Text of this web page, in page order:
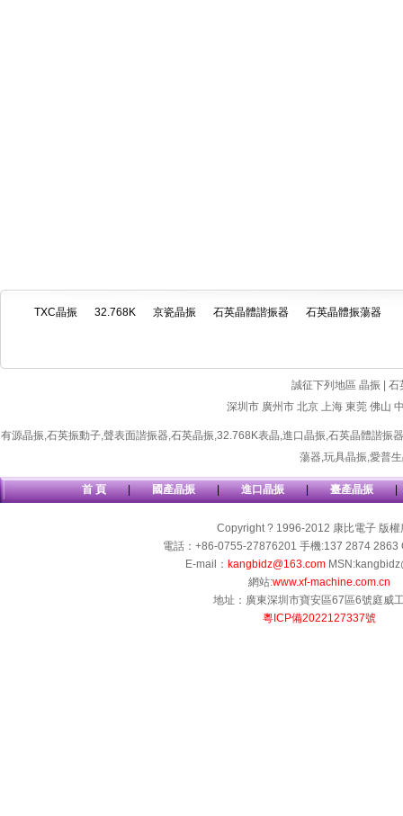
TXC晶振 32.768K 京瓷晶振 石英晶體諧振器 石英晶體振蕩器
誠征下列地區 晶振 |
深圳市 廣州市 北京 上海 東莞 佛山
有源晶振,石英振動子,聲表面諧振器,石英晶振,32.768K表晶,進口晶振,石英晶體諧振器
蕩器,玩具晶振,愛普
首 頁 | 國產晶振 | 進口晶振 | 臺產晶振 |
Copyright ? 1996-2012 康比電子 版權
電話：+86-0755-27876201 手機:137 2874 2863
E-mail： kangbidz@163.com
網站:www.xf-machine.com.cn
地址：廣東深圳市寶安區67區6號庭威
粵ICP備2022127337號